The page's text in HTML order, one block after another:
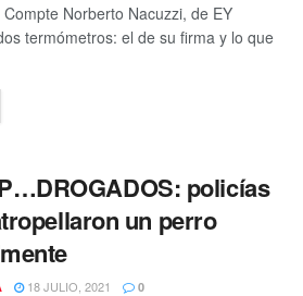
Norberto Nacuzzi, de EY
termómetros: el de su firma y lo que
policías
un perro
18 JULIO, 2021 0